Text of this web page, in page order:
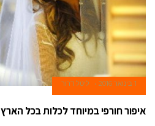
1 בינואר 2016 ליטל דרור
איפור חורפי במיוחד לכלות בכל הארץ